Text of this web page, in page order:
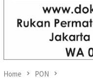
Home PON